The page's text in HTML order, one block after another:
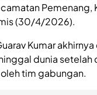
Pemenang,
(30/4/2026).
Kumar
dunia setelah
tim gabungan.